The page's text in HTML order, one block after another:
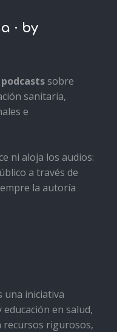
· by
sobre
sanitaria,
e
ni aloja los audios:
a través de
la autoría
una iniciativa
en salud,
recursos rigurosos,